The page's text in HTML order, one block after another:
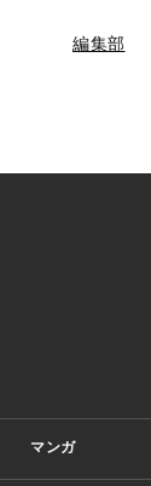
編集部
マンガ